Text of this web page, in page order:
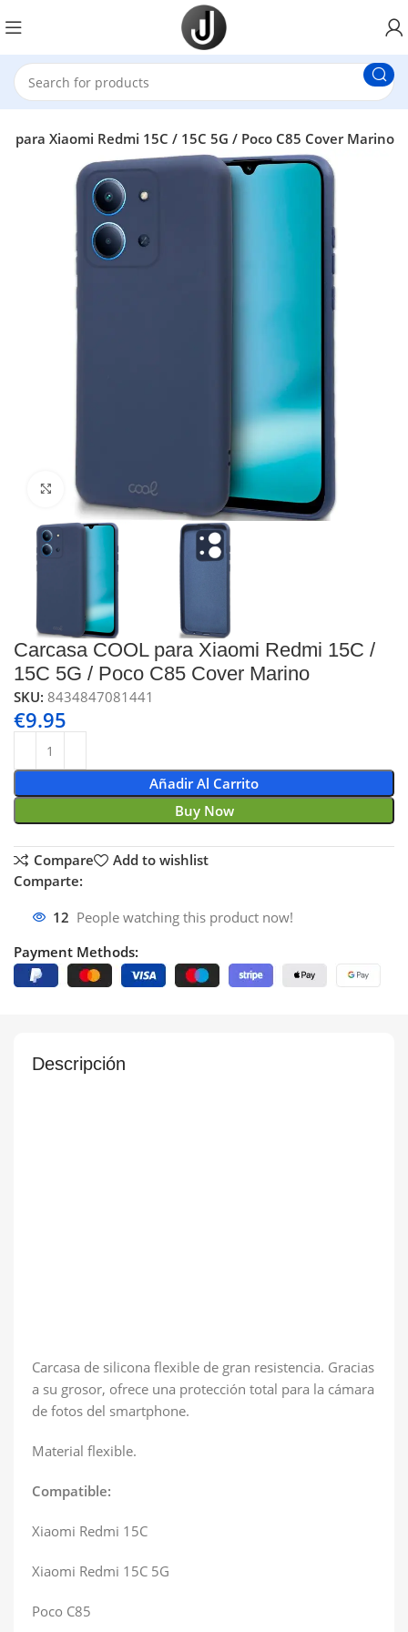
para Xiaomi Redmi 15C / 15C 5G / Poco C85 Cover Marino
Click to enlarge
Carcasa COOL para Xiaomi Redmi 15C /
15C 5G / Poco C85 Cover Marino
SKU:8434847081441
€9.95
Añadir Al Carrito
Buy Now
Compare
Add to wishlist
Comparte:
12 People watching this product now!
Payment Methods:
Descripción
Carcasa de silicona flexible de gran resistencia. Gracias
a su grosor, ofrece una protección total para la cámara
de fotos del smartphone.
Material flexible.
Compatible:
Xiaomi Redmi 15C
Xiaomi Redmi 15C 5G
Poco C85